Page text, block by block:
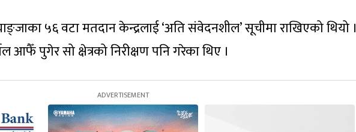
५६ वटा मतदान केन्द्रलाई ‘अति संवेदनशील’ सूचीमा राखिएको थियो ।
आफैँ पुगेर सो क्षेत्रको निरीक्षण पनि गरेका थिए ।